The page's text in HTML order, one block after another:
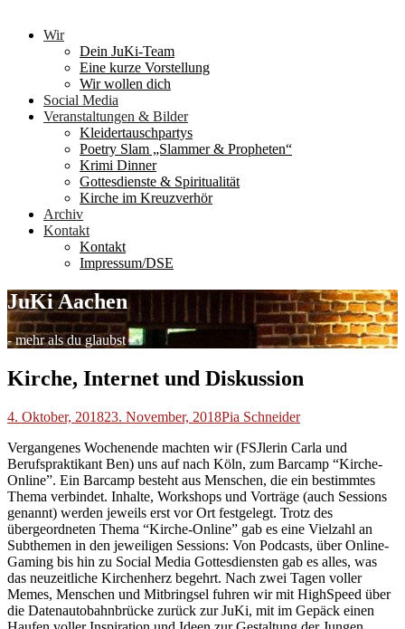
Wir
Dein JuKi-Team
Eine kurze Vorstellung
Wir wollen dich
Social Media
Veranstaltungen & Bilder
Kleidertauschpartys
Poetry Slam „Slammer & Propheten“
Krimi Dinner
Gottesdienste & Spiritualität
Kirche im Kreuzverhör
Archiv
Kontakt
Kontakt
Impressum/DSE
JuKi Aachen
- mehr als du glaubst -
Kirche, Internet und Diskussion
4. Oktober, 201823. November, 2018Pia Schneider
Vergangenes Wochenende machten wir (FSJlerin Carla und
Berufspraktikant Ben) uns auf nach Köln, zum Barcamp “Kirche-
Online”. Ein Barcamp besteht aus Menschen, die ein bestimmtes
Thema verbindet. Inhalte, Workshops und Vorträge (auch Sessions
genannt) werden jeweils erst vor Ort festgelegt. Trotz des
übergeordneten Thema “Kirche-Online” gab es eine Vielzahl an
Subthemen in den jeweiligen Sessions: Von Podcasts, über Online-
Gaming bis hin zu Social Media Gottesdiensten gab es alles, was
das neuzeitliche Kirchenherz begehrt. Nach zwei Tagen voller
Memes, Menschen und Mitbringsel fuhren wir mit HighSpeed über
die Datenautobahnbrücke zurück zur JuKi, mit im Gepäck einen